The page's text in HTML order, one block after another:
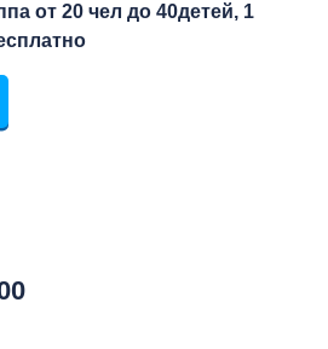
от 20 чел до 40детей, 1